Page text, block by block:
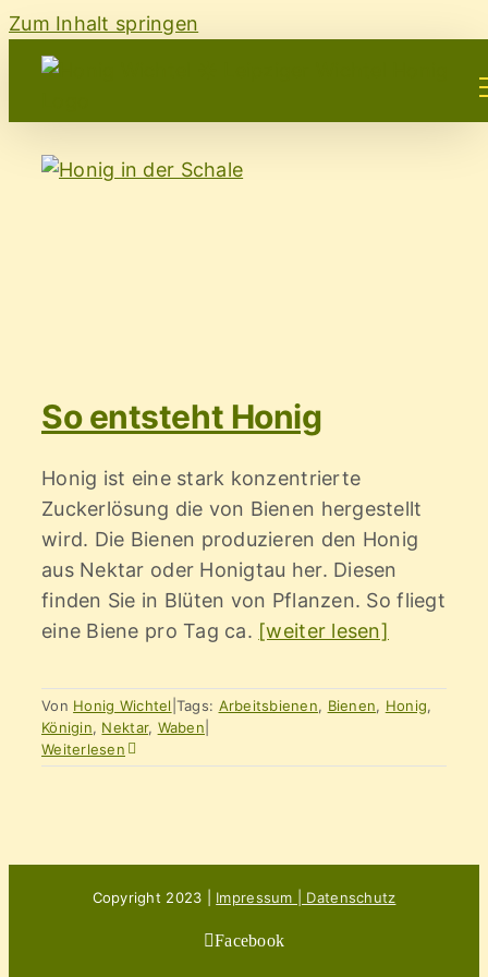
Zum Inhalt springen
So entsteht Honig
Honig ist eine stark konzentrierte
Zuckerlösung die von Bienen hergestellt
wird. Die Bienen produzieren den Honig
aus Nektar oder Honigtau her. Diesen
finden Sie in Blüten von Pflanzen. So fliegt
eine Biene pro Tag ca. [weiter lesen]
Von Honig Wichtel Tags: Arbeitsbienen, Bienen, Honig,
Königin, Nektar, Waben
Weiterlesen
Copyright 2023 | Impressum | Datenschutz
Facebook